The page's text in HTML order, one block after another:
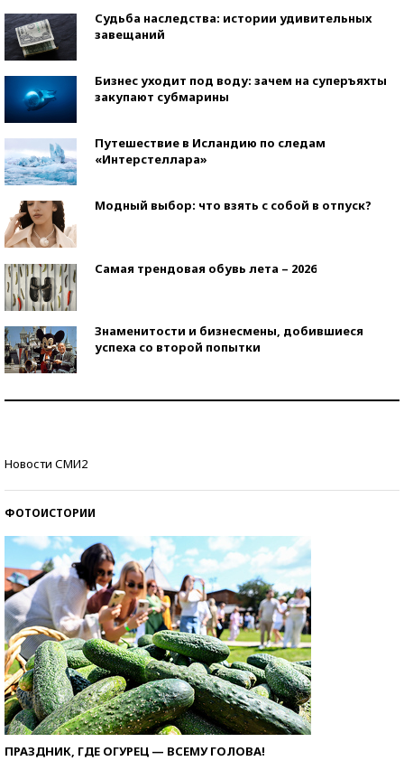
Судьба наследства: истории удивительных
завещаний
Бизнес уходит под воду: зачем на суперъяхты
закупают субмарины
Путешествие в Исландию по следам
«Интерстеллара»
Модный выбор: что взять с собой в отпуск?
Самая трендовая обувь лета – 2026
Знаменитости и бизнесмены, добившиеся
успеха со второй попытки
Новости СМИ2
ФОТОИСТОРИИ
ПРАЗДНИК, ГДЕ ОГУРЕЦ — ВСЕМУ ГОЛОВА!